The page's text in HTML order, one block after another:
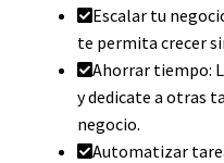
Escalar tu
te permita crecer
Ahorrar tiempo:
y dedicate a otras
negocio.
Automatizar